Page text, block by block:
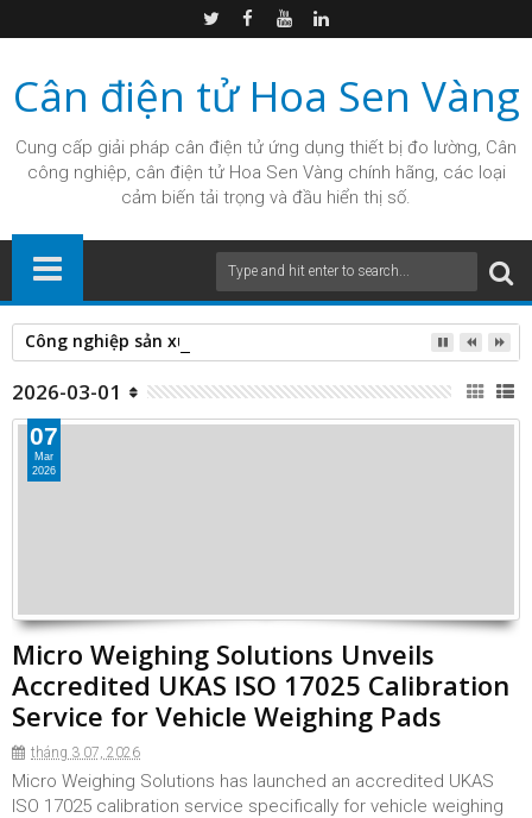
Cân điện tử Hoa Sen Vàng
Cung cấp giải pháp cân điện tử ứng dụng thiết bị đo lường, Cân
công nghiệp, cân điện tử Hoa Sen Vàng chính hãng, các loại
cảm biến tải trọng và đầu hiển thị số.
Công nghiệp sản xuất và cân điện tử Hoa Sen Vàng.
2026-03-01
Micro Weighing Solutions Unveils
Accredited UKAS ISO 17025 Calibration
Service for Vehicle Weighing Pads
tháng 3 07, 2026
Micro Weighing Solutions has launched an accredited UKAS
ISO 17025 calibration service specifically for vehicle weighing
07
Mar
2026